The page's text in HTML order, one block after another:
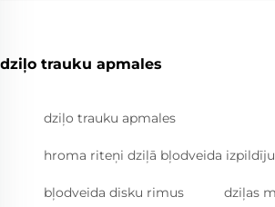
dziļo trauku apmales
dziļo trauku apmales
hroma riteņi dziļā bļodveida
bļodveida disku rimus dziļas